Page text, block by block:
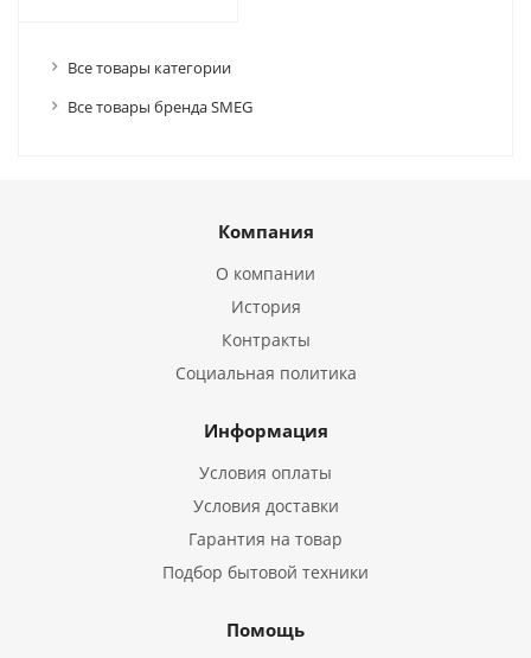
Все товары категории
Все товары бренда SMEG
Компания
О компании
История
Контракты
Социальная политика
Информация
Условия оплаты
Условия доставки
Гарантия на товар
Подбор бытовой техники
Помощь